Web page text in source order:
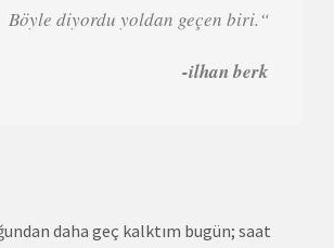
Böyle diyordu yoldan geçen biri. “
-ilhan berk
daha geç kalktım bugün; saat